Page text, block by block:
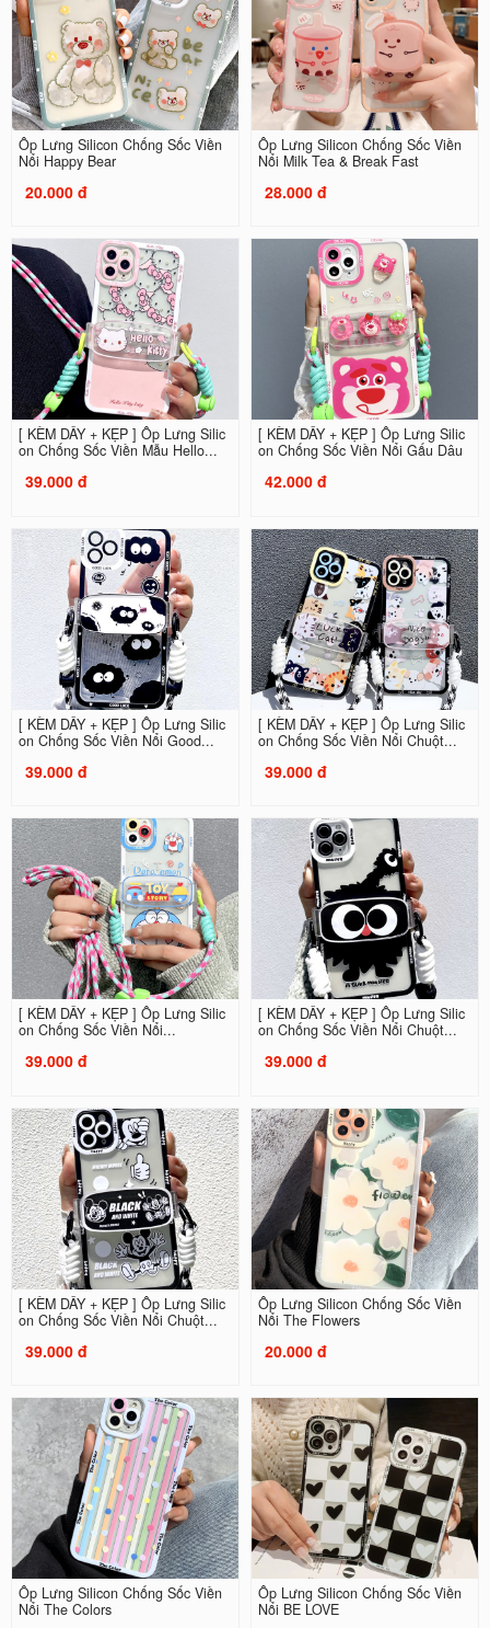
Ốp Lưng Silicon Chống Sốc Viền
Nổi Happy Bear
20.000 đ
Ốp Lưng Silicon Chống Sốc Viền
Nổi Milk Tea & Break Fast
28.000 đ
[ KÈM DÂY + KẸP ] Ốp Lưng Silic
on Chống Sốc Viền Mẫu Hello...
39.000 đ
[ KÈM DÂY + KẸP ] Ốp Lưng Silic
on Chống Sốc Viền Nổi Gấu Dâu
42.000 đ
[ KÈM DÂY + KẸP ] Ốp Lưng Silic
on Chống Sốc Viền Nổi Good...
39.000 đ
[ KÈM DÂY + KẸP ] Ốp Lưng Silic
on Chống Sốc Viền Nổi Chuột...
39.000 đ
[ KÈM DÂY + KẸP ] Ốp Lưng Silic
on Chống Sốc Viền Nổi...
39.000 đ
[ KÈM DÂY + KẸP ] Ốp Lưng Silic
on Chống Sốc Viền Nổi Chuột...
39.000 đ
[ KÈM DÂY + KẸP ] Ốp Lưng Silic
on Chống Sốc Viền Nổi Chuột...
39.000 đ
Ốp Lưng Silicon Chống Sốc Viền
Nổi The Flowers
20.000 đ
Ốp Lưng Silicon Chống Sốc Viền
Nổi The Colors
Ốp Lưng Silicon Chống Sốc Viền
Nổi BE LOVE